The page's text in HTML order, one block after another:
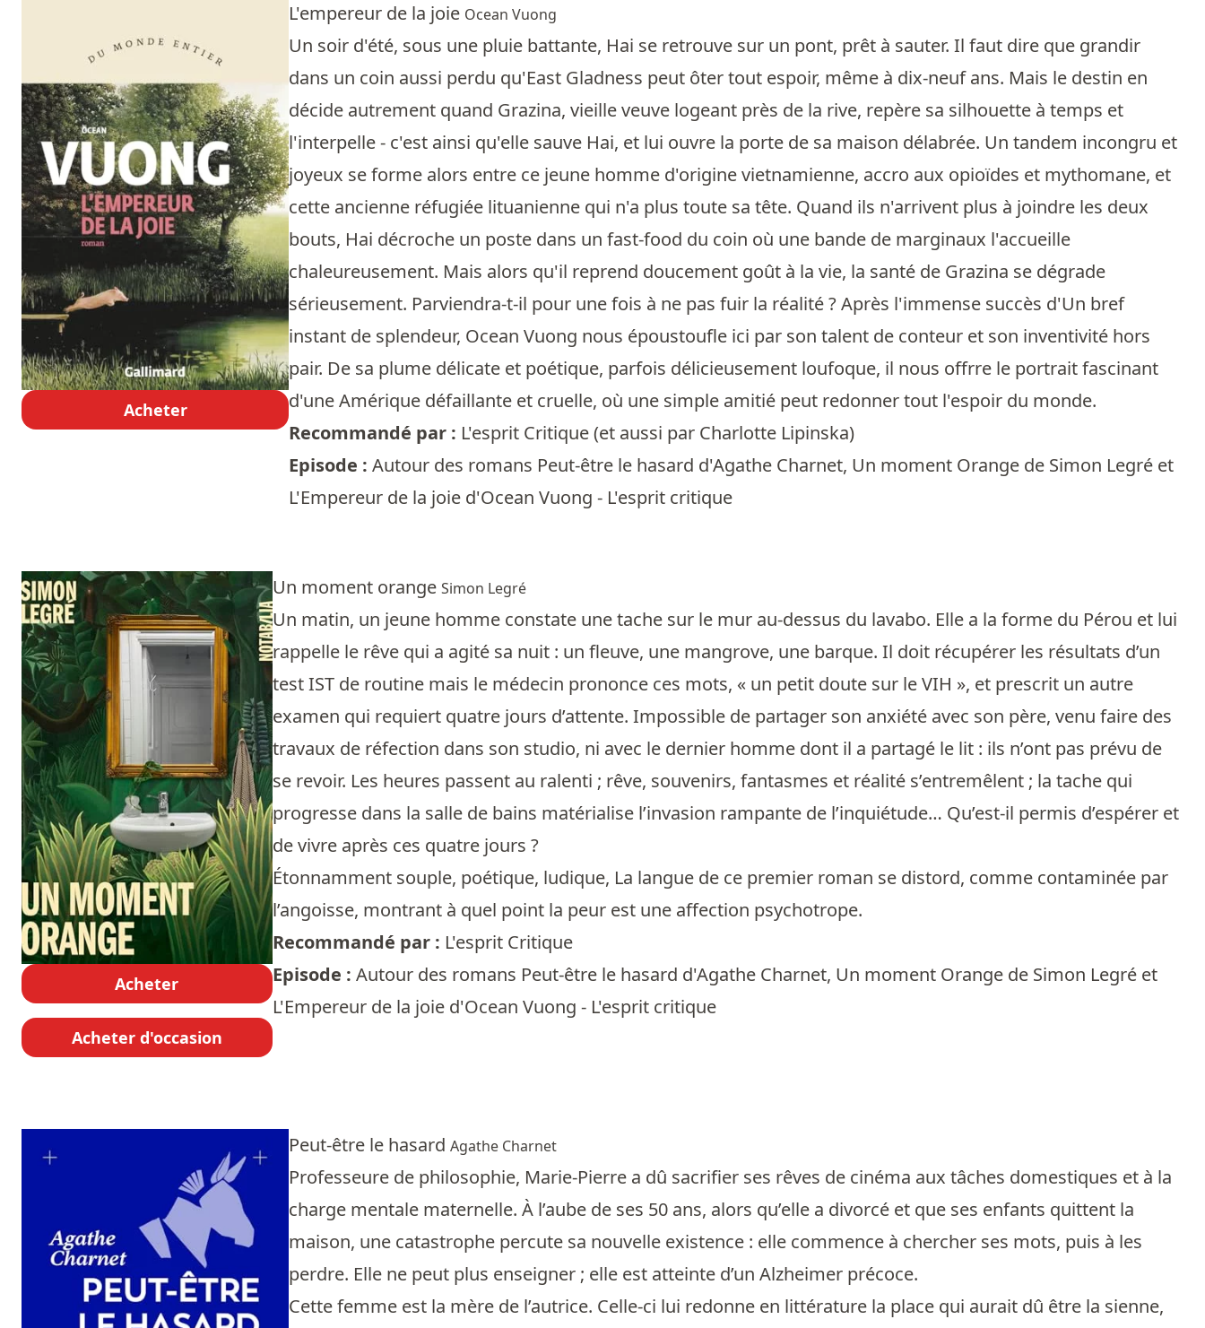
Acheter
L'empereur de la joie Ocean Vuong
Un soir d'été, sous une pluie battante, Hai se retrouve sur un pont, prêt à sauter. Il faut dire que grandir
dans un coin aussi perdu qu'East Gladness peut ôter tout espoir, même à dix-neuf ans. Mais le destin en
décide autrement quand Grazina, vieille veuve logeant près de la rive, repère sa silhouette à temps et
l'interpelle - c'est ainsi qu'elle sauve Hai, et lui ouvre la porte de sa maison délabrée. Un tandem incongru et
joyeux se forme alors entre ce jeune homme d'origine vietnamienne, accro aux opioïdes et mythomane, et
cette ancienne réfugiée lituanienne qui n'a plus toute sa tête. Quand ils n'arrivent plus à joindre les deux
bouts, Hai décroche un poste dans un fast-food du coin où une bande de marginaux l'accueille
chaleureusement. Mais alors qu'il reprend doucement goût à la vie, la santé de Grazina se dégrade
sérieusement. Parviendra-t-il pour une fois à ne pas fuir la réalité ? Après l'immense succès d'Un bref
instant de splendeur, Ocean Vuong nous époustoufle ici par son talent de conteur et son inventivité hors
pair. De sa plume délicate et poétique, parfois délicieusement loufoque, il nous offrre le portrait fascinant
d'une Amérique défaillante et cruelle, où une simple amitié peut redonner tout l'espoir du monde.
Recommandé par : L'esprit Critique(et aussi par Charlotte Lipinska)
Episode :Autour des romans Peut-être le hasard d'Agathe Charnet, Un moment Orange de Simon Legré et
L'Empereur de la joie d'Ocean Vuong - L'esprit critique
Acheter
Acheter d'occasion
Un moment orange Simon Legré
Un matin, un jeune homme constate une tache sur le mur au-dessus du lavabo. Elle a la forme du Pérou et lui
rappelle le rêve qui a agité sa nuit : un fleuve, une mangrove, une barque. Il doit récupérer les résultats d’un
test IST de routine mais le médecin prononce ces mots, « un petit doute sur le VIH », et prescrit un autre
examen qui requiert quatre jours d’attente. Impossible de partager son anxiété avec son père, venu faire des
travaux de réfection dans son studio, ni avec le dernier homme dont il a partagé le lit : ils n’ont pas prévu de
se revoir. Les heures passent au ralenti ; rêve, souvenirs, fantasmes et réalité s’entremêlent ; la tache qui
progresse dans la salle de bains matérialise l’invasion rampante de l’inquiétude… Qu’est-il permis d’espérer et
de vivre après ces quatre jours ?
Étonnamment souple, poétique, ludique, La langue de ce premier roman se distord, comme contaminée par
l’angoisse, montrant à quel point la peur est une affection psychotrope.
Recommandé par : L'esprit Critique
Episode : Autour des romans Peut-être le hasard d'Agathe Charnet, Un moment Orange de Simon Legré et
L'Empereur de la joie d'Ocean Vuong - L'esprit critique
Peut-être le hasardAgathe Charnet
Professeure de philosophie, Marie-Pierre a dû sacrifier ses rêves de cinéma aux tâches domestiques et à la
charge mentale maternelle. À l’aube de ses 50 ans, alors qu’elle a divorcé et que ses enfants quittent la
maison, une catastrophe percute sa nouvelle existence : elle commence à chercher ses mots, puis à les
perdre. Elle ne peut plus enseigner ; elle est atteinte d’un Alzheimer précoce.
Cette femme est la mère de l’autrice. Celle-ci lui redonne en littérature la place qui aurait dû être la sienne,